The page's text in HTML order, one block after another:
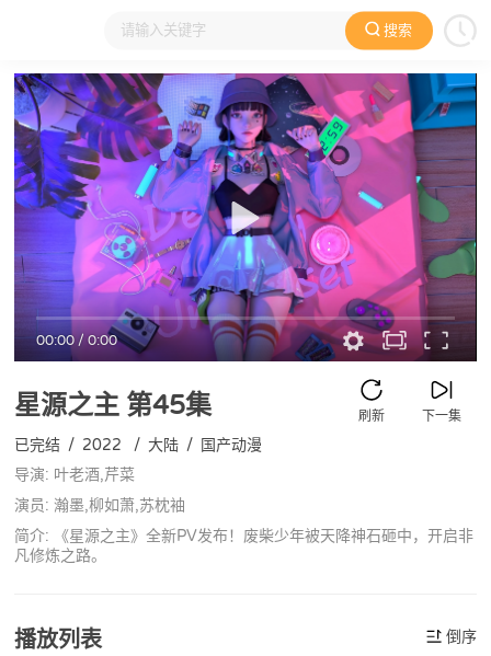
搜索
大家在看 日本动漫 国产动漫 欧美动漫 动漫电影
00:00/0:00
星源之主 第45集 下一集
刷新
已完结 / 2022 / 大陆 / 国产动漫
导演: 叶老酒,芹菜
演员: 瀚墨,柳如萧,苏枕袖
简介: 《星源之主》全新PV发布！废柴少年被天降神石砸中，开启非
凡修炼之路。
播放列表 倒序